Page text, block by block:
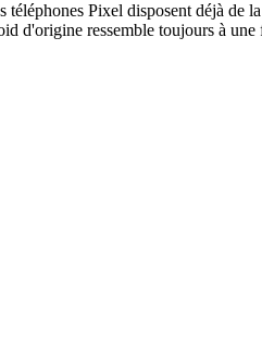
Pixel disposent déjà de
d'origine ressemble toujours à